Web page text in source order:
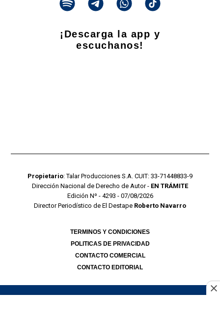
¡Descarga la app y
escuchanos!
Propietario: Talar Producciones S.A. CUIT: 33-71448833-9
Dirección Nacional de Derecho de Autor - EN TRÁMITE
Edición Nº - 4293 - 07/08/2026
Director Periodístico de El Destape Roberto Navarro
TERMINOS Y CONDICIONES
POLITICAS DE PRIVACIDAD
CONTACTO COMERCIAL
CONTACTO EDITORIAL